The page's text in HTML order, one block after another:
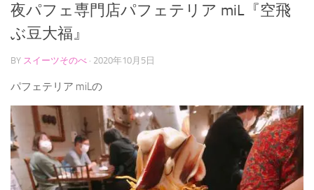
スイーツ
パンケーキ
焼き菓子
和菓子
夜パフェ専門店パフェテリア miL『空飛
ぶ豆大福』
BY スイーツそのべ · 2020年10月5日
パフェテリア miLの